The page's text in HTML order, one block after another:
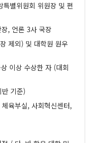
별위원회 위원장 및 편
, 언론 3사 국장
제외) 및 대학원 원우
이상 수상한 자 (대회
기준)
육부실, 사회혁신센터,